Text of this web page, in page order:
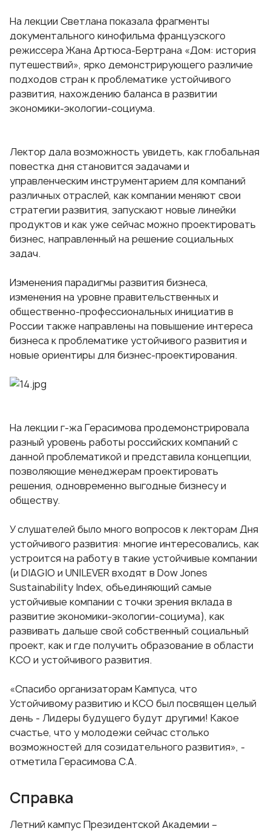
На лекции Светлана показала фрагменты
документального кинофильма французского
режиссера Жана Артюса-Бертрана «Дом: история
путешествий», ярко демонстрирующего различие
подходов стран к проблематике устойчивого
развития, нахождению баланса в развитии
экономики-экологии-социума.
Лектор дала возможность увидеть, как глобальная
повестка дня становится задачами и
управленческим инструментарием для компаний
различных отраслей, как компании меняют свои
стратегии развития, запускают новые линейки
продуктов и как уже сейчас можно проектировать
бизнес, направленный на решение социальных
задач.
Изменения парадигмы развития бизнеса,
изменения на уровне правительственных и
общественно-профессиональных инициатив в
России также направлены на повышение интереса
бизнеса к проблематике устойчивого развития и
новые ориентиры для бизнес-проектирования.
На лекции г-жа Герасимова продемонстрировала
разный уровень работы российских компаний с
данной проблематикой и представила концепции,
позволяющие менеджерам проектировать
решения, одновременно выгодные бизнесу и
обществу.
У слушателей было много вопросов к лекторам Дня
устойчивого развития: многие интересовались, как
устроится на работу в такие устойчивые компании
(и DIAGIO и UNILEVER входят в Dow Jones
Sustainability Index, объединяющий самые
устойчивые компании с точки зрения вклада в
развитие экономики-экологии-социума), как
развивать дальше свой собственный социальный
проект, как и где получить образование в области
КСО и устойчивого развития.
«Спасибо организаторам Кампуса, что
Устойчивому развитию и КСО был посвящен целый
день - Лидеры будущего будут другими! Какое
счастье, что у молодежи сейчас столько
возможностей для созидательного развития», -
отметила Герасимова С.А.
Справка
Летний кампус Президентской Академии –